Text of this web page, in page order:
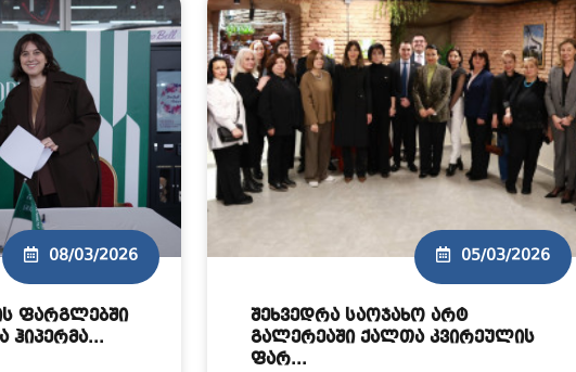
08/03/2026
ფარგლებში
ჰიპერმა...
05/03/2026
შეხვედრა საოჯახო არტ
გალერეაში ქალთა კვირეულის
ფარ...